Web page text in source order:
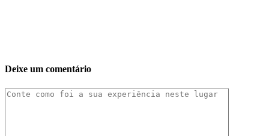
Deixe um comentário